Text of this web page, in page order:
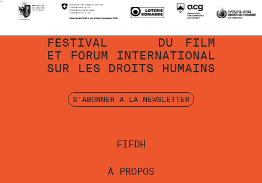
FIFDH
À PROPOS
FESTIVAL DU
FILM
ET
FORUM
INTERNATIONAL
SUR
LES DROITS HUMAINS
S'ABONNER À LA NEWSLETTER